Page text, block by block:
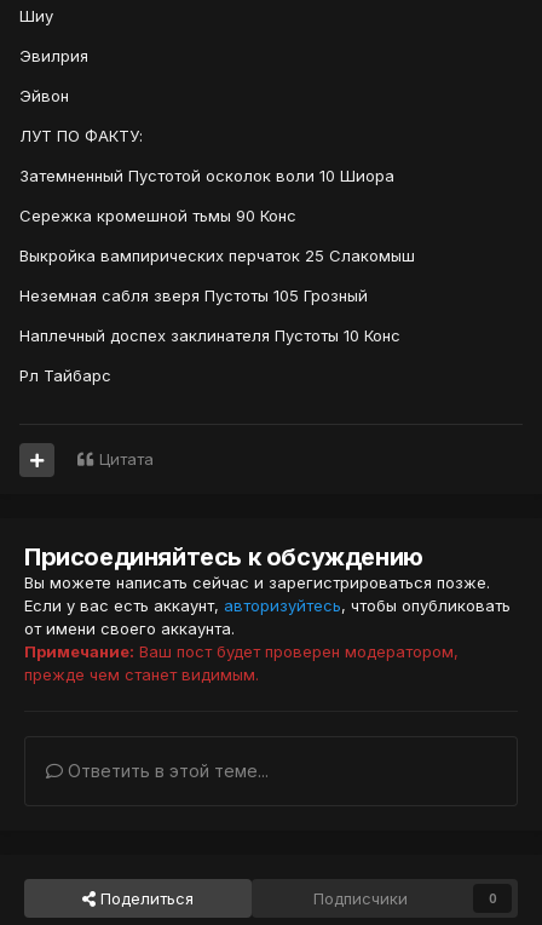
Шиу
Эвилрия
Эйвон
ЛУТ ПО ФАКТУ:
Затемненный Пустотой осколок воли 10 Шиора
Сережка кромешной тьмы 90 Конс
Выкройка вампирических перчаток 25 Слакомыш
Неземная сабля зверя Пустоты 105 Грозный
Наплечный доспех заклинателя Пустоты 10 Конс
Рл Тайбарс
Цитата
Присоединяйтесь к обсуждению
Вы можете написать сейчас и зарегистрироваться позже.
Если у вас есть аккаунт, авторизуйтесь, чтобы опубликовать
от имени своего аккаунта.
Примечание: Ваш пост будет проверен модератором,
прежде чем станет видимым.
Ответить в этой теме...
Поделиться Подписчики 0